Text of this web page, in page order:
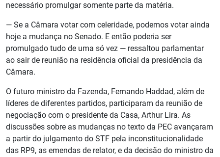
necessário promulgar somente parte da matéria.
— Se a Câmara votar com celeridade, podemos votar ainda
hoje a mudança no Senado. E então poderia ser
promulgado tudo de uma só vez — ressaltou parlamentar
ao sair de reunião na residência oficial da presidência da
Câmara.
O futuro ministro da Fazenda, Fernando Haddad, além de
líderes de diferentes partidos, participaram da reunião de
negociação com o presidente da Casa, Arthur Lira. As
discussões sobre as mudanças no texto da PEC avançaram
a partir do julgamento do STF pela inconstitucionalidade
das RP9, as emendas de relator, e da decisão do ministro da